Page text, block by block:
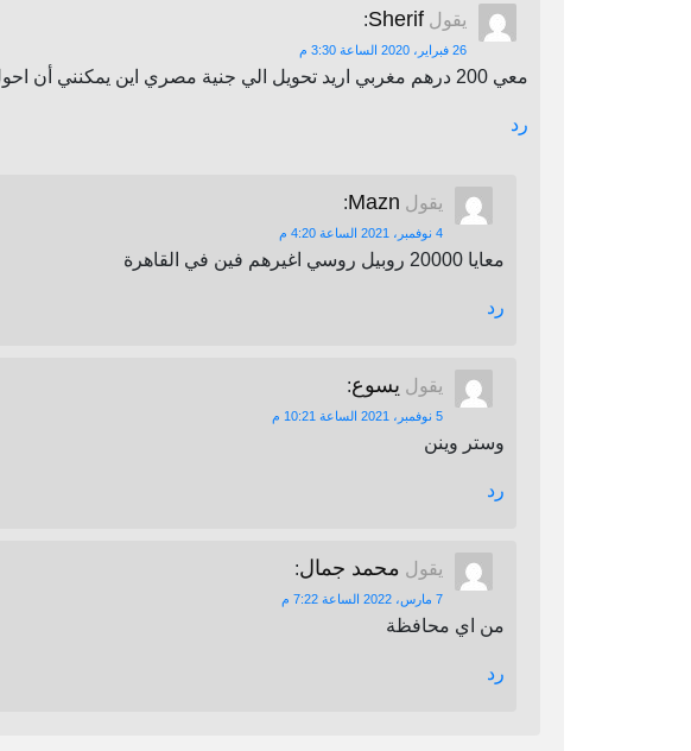
يقول Sherif
:
26 فبراير، 2020 الساعة 3:30 م
معي 200 درهم مغربي اريد تحويل الي جنية مصري اين يمكنني أن احول
رد
يقول Mazn
:
4 نوفمبر، 2021 الساعة 4:20 م
معايا 20000 روبيل روسي اغيرهم فين في القاهرة
رد
يقول يسوع:
5 نوفمبر، 2021 الساعة 10:21 م
وستر وينن
رد
يقول محمد جمال:
7 مارس، 2022 الساعة 7:22 م
من اي محافظة
رد